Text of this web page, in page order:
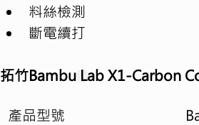
料絲檢測
斷電續打
拓竹Bambu Lab X1-Carbon
產品型號